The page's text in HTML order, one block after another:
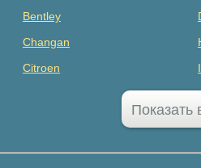
Bentley
Changan
Citroen
Показать